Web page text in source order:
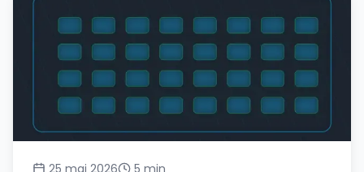
25 maj 2026 5 min